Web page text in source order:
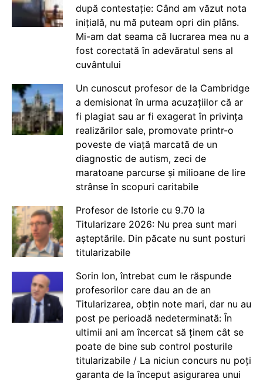
după contestație: Când am văzut nota
inițială, nu mă puteam opri din plâns.
Mi-am dat seama că lucrarea mea nu a
fost corectată în adevăratul sens al
cuvântului
Un cunoscut profesor de la Cambridge
a demisionat în urma acuzațiilor că ar
fi plagiat sau ar fi exagerat în privința
realizărilor sale, promovate printr-o
poveste de viață marcată de un
diagnostic de autism, zeci de
maratoane parcurse și milioane de lire
strânse în scopuri caritabile
Profesor de Istorie cu 9.70 la
Titularizare 2026: Nu prea sunt mari
așteptările. Din păcate nu sunt posturi
titularizabile
Sorin Ion, întrebat cum le răspunde
profesorilor care dau an de an
Titularizarea, obțin note mari, dar nu au
post pe perioadă nedeterminată: În
ultimii ani am încercat să ținem cât se
poate de bine sub control posturile
titularizabile / La niciun concurs nu poți
garanta de la început asigurarea unui